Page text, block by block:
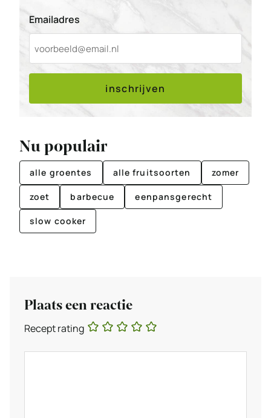
Emailadres
inschrijven
Nu populair
alle groentes alle fruitsoorten zomer
zoet barbecue eenpansgerecht
slow cooker
Plaats een reactie
Recept rating